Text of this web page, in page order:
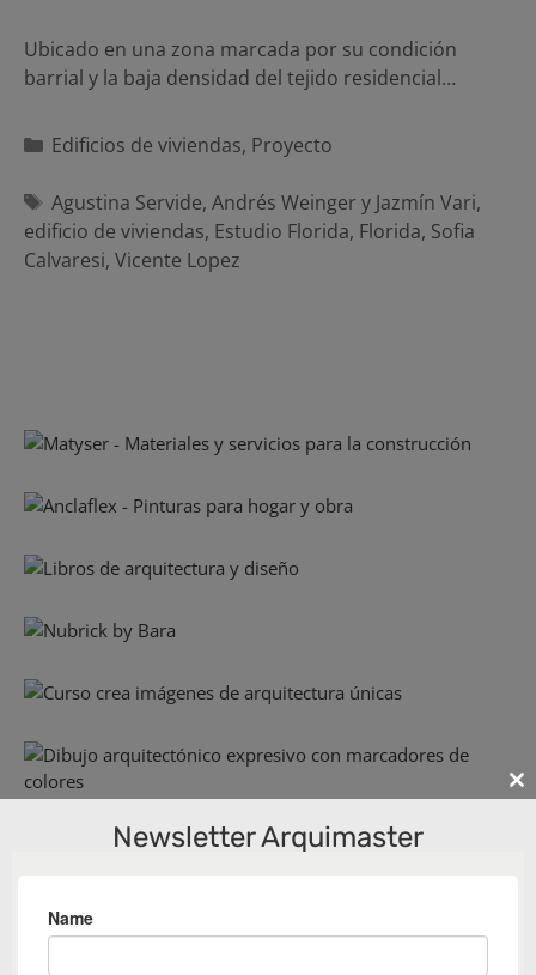
Ubicado en una zona marcada por su condición
barrial y la baja densidad del tejido residencial…
Categorías
Edificios de viviendas, Proyecto
Etiquetas
Agustina Servide, Andrés Weinger y Jazmín Vari,
edificio de viviendas, Estudio Florida, Florida, Sofia
Calvaresi, Vicente Lopez
Newsletter Arquimaster